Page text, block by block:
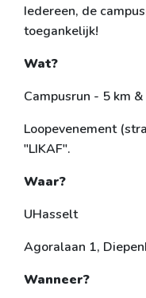
Iedereen, de
toegankelijk!
Wat?
Campusrun - 5 km
Loopevenement
"LIKAF".
Waar?
UHasselt
Agoralaan 1,
Wanneer?